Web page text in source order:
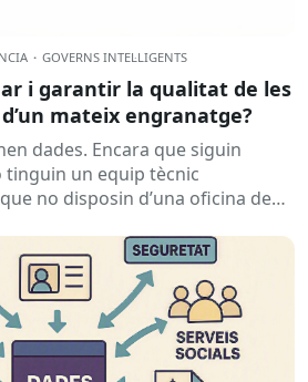
· GOVERNS INTEL·LIGENTS
i garantir la qualitat de les
mateix engranatge?
dades. Encara que siguin
tinguin un equip tècnic
no disposin d’una oficina de